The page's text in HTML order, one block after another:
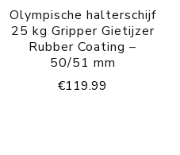
Olympische halterschijf
25 kg Gripper Gietijzer
Rubber Coating –
50/51 mm
€119.99